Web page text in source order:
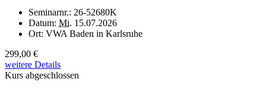
Seminarnr.: 26-52680K
Datum: Mi. 15.07.2026
Ort: VWA Baden in Karlsruhe
299,00 €
weitere Details
Kurs abgeschlossen